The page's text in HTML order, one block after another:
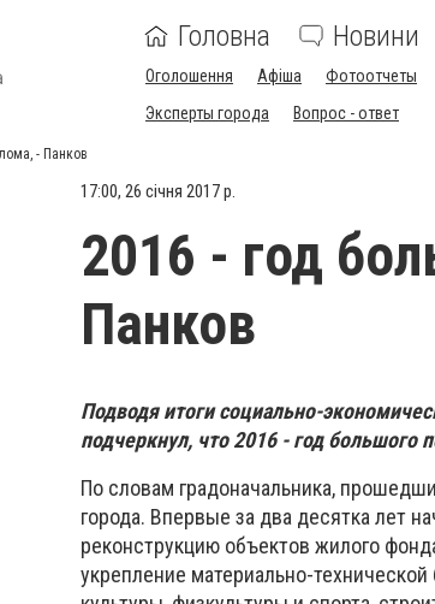
Головна Новини
Оголошення Афіша Фотоотчеты
Эксперты города
Вопрос - ответ
- Панков
17:00, 26 січня 2017 р.
2016 - год
Панков
Подводя итоги социально-
подчеркнул, что 2016 - год большого
По словам градоначальника,
города. Впервые за два десятка лет
реконструкцию объектов жилого
укрепление материально-